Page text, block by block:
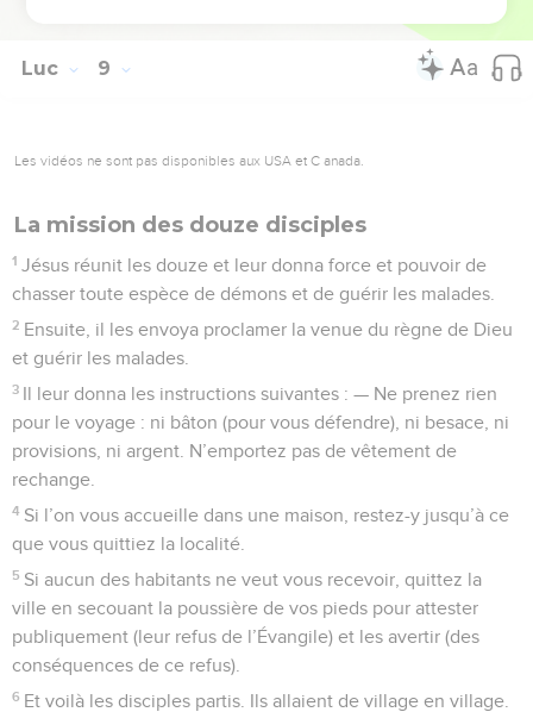
Luc 9
Les vidéos ne sont pas disponibles aux USA et C anada.
La mission des douze disciples
1 Jésus réunit les douze et leur donna force et pouvoir de
chasser toute espèce de démons et de guérir les malades.
2 Ensuite, il les envoya proclamer la venue du règne de Dieu
et guérir les malades.
3 Il leur donna les instructions suivantes : — Ne prenez rien
pour le voyage : ni bâton (pour vous défendre), ni besace, ni
provisions, ni argent. N’emportez pas de vêtement de
rechange.
4 Si l’on vous accueille dans une maison, restez-y jusqu’à ce
que vous quittiez la localité.
5 Si aucun des habitants ne veut vous recevoir, quittez la
ville en secouant la poussière de vos pieds pour attester
publiquement (leur refus de l’Évangile) et les avertir (des
conséquences de ce refus).
6 Et voilà les disciples partis. Ils allaient de village en village.